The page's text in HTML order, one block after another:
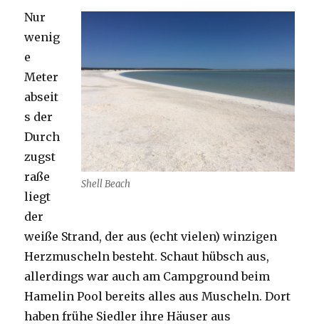
Shell Beach
Nur
wenig
e
Meter
abseit
s der
Durch
zugst
raße
liegt
der
weiße Strand, der aus (echt vielen) winzigen
Herzmuscheln besteht. Schaut hübsch aus,
allerdings war auch am Campground beim
Hamelin Pool bereits alles aus Muscheln. Dort
haben frühe Siedler ihre Häuser aus